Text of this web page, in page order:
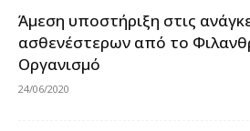
Άμεση υποστήριξη στις
ασθενέστερων από το
Οργανισμό
24/06/2020